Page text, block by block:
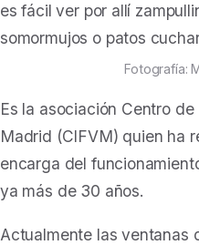
es fácil ver por allí
somormujos o patos
Fotografía:
Es la asociación Centro de
Madrid (CIFVM) quien ha
encarga del
ya más de 30 años.
Actualmente las ventanas